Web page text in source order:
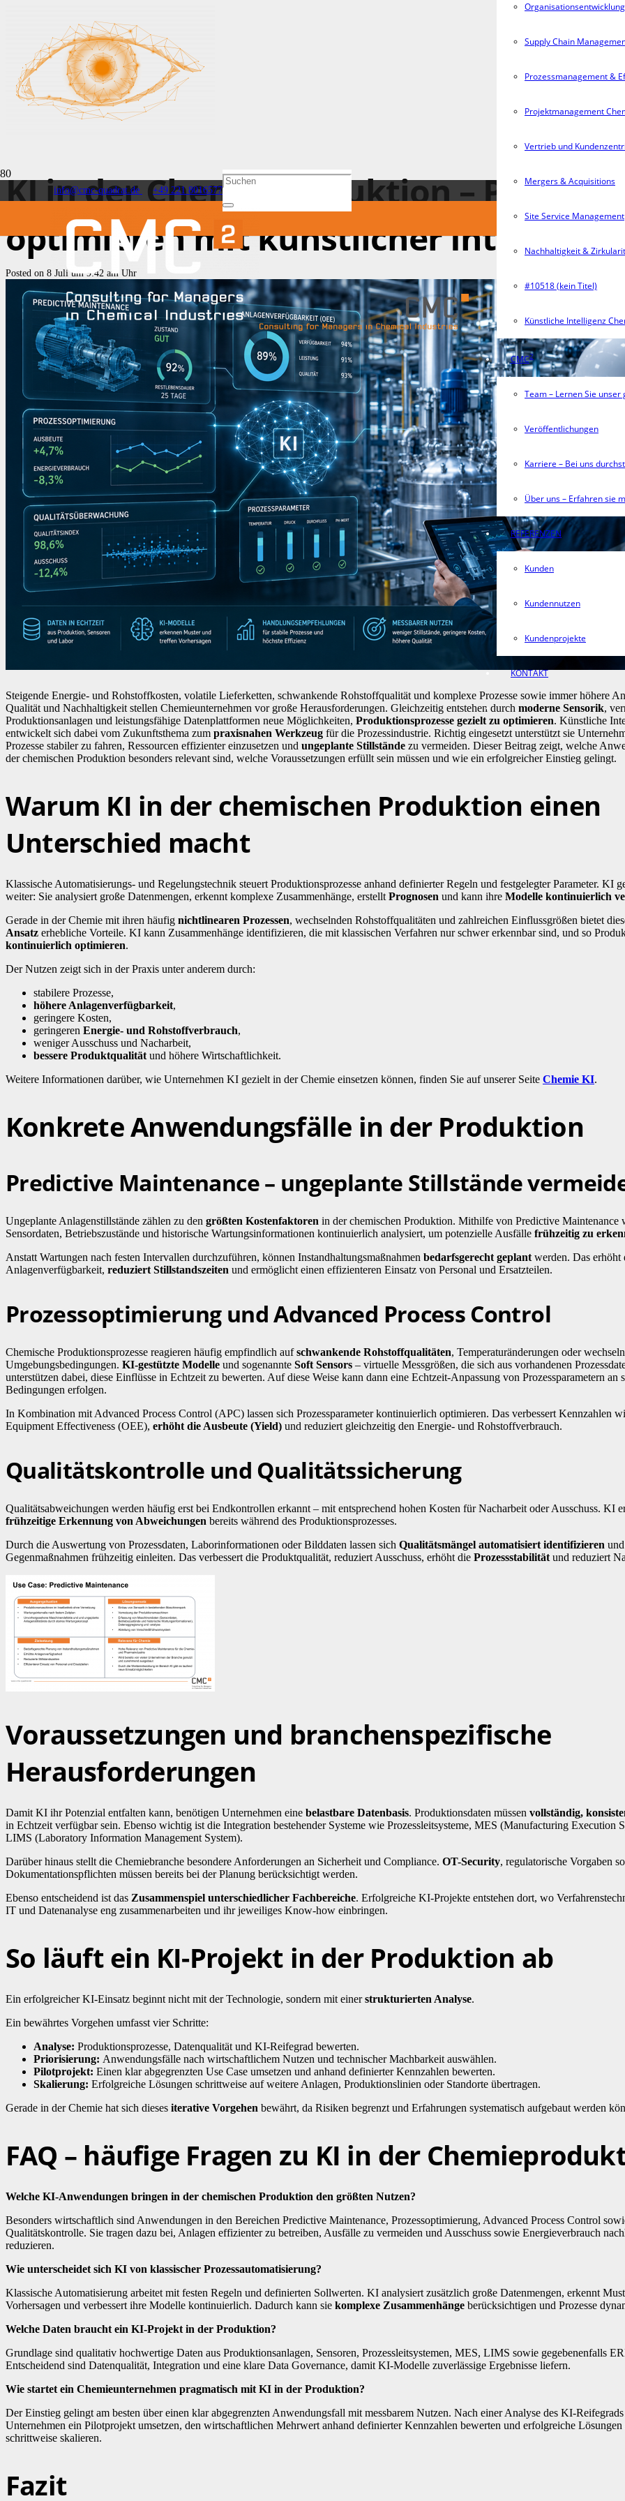
info@cmc-quadrat.de +49 221 8016577
Supply Chain
Prozessmanagement &
Projektmanagement
Vertrieb und
Mergers & Acquisitions
Site Service Management
Nachhaltigkeit &
#10518 (kein Titel)
Künstliche Intelligenz
CMC2
Team – Lernen Sie
Veröffentlichungen
Karriere – Bei uns
Über uns – Erfahren sie
REFERENZEN
Kunden
Kundennutzen
Kundenprojekte
KONTAKT
KI in der Chemieproduktion – Prozesse
optimieren mit künstlicher Intelligenz
Posted on 8 Juli um 9:42 am Uhr
Steigende Energie- und Rohstoffkosten, volatile Lieferketten, schwankende Rohstoffqualität und komplexe Prozesse sowie immer höhere
Qualität und Nachhaltigkeit stellen Chemieunternehmen vor große Herausforderungen. Gleichzeitig entstehen durch moderne Sensorik,
Produktionsanlagen und leistungsfähige Datenplattformen neue Möglichkeiten, Produktionsprozesse gezielt zu optimieren. Künstliche
entwickelt sich dabei vom Zukunftsthema zum praxisnahen Werkzeug für die Prozessindustrie. Richtig eingesetzt unterstützt sie
Prozesse stabiler zu fahren, Ressourcen effizienter einzusetzen und ungeplante Stillstände zu vermeiden. Dieser Beitrag zeigt, welche
der chemischen Produktion besonders relevant sind, welche Voraussetzungen erfüllt sein müssen und wie ein erfolgreicher Einstieg gelingt.
Warum KI in der chemischen Produktion einen
Unterschied macht
Klassische Automatisierungs- und Regelungstechnik steuert Produktionsprozesse anhand definierter Regeln und festgelegter Parameter. KI
weiter: Sie analysiert große Datenmengen, erkennt komplexe Zusammenhänge, erstellt Prognosen und kann ihre Modelle kontinuierlich
Gerade in der Chemie mit ihren häufig nichtlinearen Prozessen, wechselnden Rohstoffqualitäten und zahlreichen Einflussgrößen bietet
Ansatz erhebliche Vorteile. KI kann Zusammenhänge identifizieren, die mit klassischen Verfahren nur schwer erkennbar sind, und so
kontinuierlich optimieren.
Der Nutzen zeigt sich in der Praxis unter anderem durch:
stabilere Prozesse,
höhere Anlagenverfügbarkeit,
geringere Kosten,
geringeren Energie- und Rohstoffverbrauch,
weniger Ausschuss und Nacharbeit,
bessere Produktqualität und höhere Wirtschaftlichkeit.
Weitere Informationen darüber, wie Unternehmen KI gezielt in der Chemie einsetzen können, finden Sie auf unserer Seite Chemie KI.
Konkrete Anwendungsfälle in der Produktion
Predictive Maintenance – ungeplante Stillstände
Ungeplante Anlagenstillstände zählen zu den größten Kostenfaktoren in der chemischen Produktion. Mithilfe von Predictive Maintenance
Sensordaten, Betriebszustände und historische Wartungsinformationen kontinuierlich analysiert, um potenzielle Ausfälle frühzeitig zu
Anstatt Wartungen nach festen Intervallen durchzuführen, können Instandhaltungsmaßnahmen bedarfsgerecht geplant werden. Das erhöht
Anlagenverfügbarkeit, reduziert Stillstandszeiten und ermöglicht einen effizienteren Einsatz von Personal und Ersatzteilen.
Prozessoptimierung und Advanced Process Control
Chemische Produktionsprozesse reagieren häufig empfindlich aufschwankende Rohstoffqualitäten, Temperaturänderungen oder
Umgebungsbedingungen. KI-gestützte Modelle und sogenannte Soft Sensors – virtuelle Messgrößen, die sich aus vorhandenen
unterstützen dabei, diese Einflüsse in Echtzeit zu bewerten. Auf diese Weise kann dann eine Echtzeit-Anpassung von Prozessparametern an
Bedingungen erfolgen.
In Kombination mit Advanced Process Control (APC) lassen sich Prozessparameter kontinuierlich optimieren. Das verbessert Kennzahlen
Equipment Effectiveness (OEE), erhöht die Ausbeute (Yield) und reduziert gleichzeitig den Energie- und Rohstoffverbrauch.
Qualitätskontrolle und Qualitätssicherung
Qualitätsabweichungen werden häufig erst bei Endkontrollen erkannt – mit entsprechend hohen Kosten für Nacharbeit oder Ausschuss. KI
frühzeitige Erkennung von Abweichungen bereits während des Produktionsprozesses.
Durch die Auswertung von Prozessdaten, Laborinformationen oder Bilddaten lassen sich Qualitätsmängel automatisiert identifizieren und
Gegenmaßnahmen frühzeitig einleiten. Das verbessert die Produktqualität, reduziert Ausschuss, erhöht die Prozessstabilität und reduziert
Voraussetzungen und branchenspezifische
Herausforderungen
Damit KI ihr Potenzial entfalten kann, benötigen Unternehmen eine belastbare Datenbasis. Produktionsdaten müssen vollständig,
in Echtzeit verfügbar sein. Ebenso wichtig ist die Integration bestehender Systeme wie Prozessleitsysteme, MES (Manufacturing Execution
LIMS (Laboratory Information Management System).
Darüber hinaus stellt die Chemiebranche besondere Anforderungen an Sicherheit und Compliance. OT-Security, regulatorische Vorgaben
Dokumentationspflichten müssen bereits bei der Planung berücksichtigt werden.
Ebenso entscheidend ist das Zusammenspiel unterschiedlicher Fachbereiche. Erfolgreiche KI-Projekte entstehen dort, wo
IT und Datenanalyse eng zusammenarbeiten und ihr jeweiliges Know-how einbringen.
So läuft ein KI-Projekt in der Produktion ab
Ein erfolgreicher KI-Einsatz beginnt nicht mit der Technologie, sondern mit einerstrukturierten Analyse.
Ein bewährtes Vorgehen umfasst vier Schritte:
Analyse: Produktionsprozesse, Datenqualität und KI-Reifegrad bewerten.
Priorisierung: Anwendungsfälle nach wirtschaftlichem Nutzen und technischer Machbarkeit auswählen.
Pilotprojekt: Einen klar abgegrenzten Use Case umsetzen und anhand definierter Kennzahlen bewerten.
Skalierung: Erfolgreiche Lösungen schrittweise auf weitere Anlagen, Produktionslinien oder Standorte übertragen.
Gerade in der Chemie hat sich dieses iterative Vorgehen bewährt, da Risiken begrenzt und Erfahrungen systematisch aufgebaut werden
FAQ – häufige Fragen zu KI in der
Welche KI-Anwendungen bringen in der chemischen Produktion den größten Nutzen?
Besonders wirtschaftlich sind Anwendungen in den Bereichen Predictive Maintenance, Prozessoptimierung, Advanced Process Control
Qualitätskontrolle. Sie tragen dazu bei, Anlagen effizienter zu betreiben, Ausfälle zu vermeiden und Ausschuss sowie Energieverbrauch
reduzieren.
Wie unterscheidet sich KI von klassischer Prozessautomatisierung?
Klassische Automatisierung arbeitet mit festen Regeln und definierten Sollwerten. KI analysiert zusätzlich große Datenmengen, erkennt
Vorhersagen und verbessert ihre Modelle kontinuierlich. Dadurch kann sie komplexe Zusammenhänge berücksichtigen und Prozesse
Welche Daten braucht ein KI-Projekt in der Produktion?
Grundlage sind qualitativ hochwertige Daten aus Produktionsanlagen, Sensoren, Prozessleitsystemen, MES, LIMS sowie gegebenenfalls
Entscheidend sind Datenqualität, Integration und eine klare Data Governance, damit KI-Modelle zuverlässige Ergebnisse liefern.
Wie startet ein Chemieunternehmen pragmatisch mit KI in der Produktion?
Der Einstieg gelingt am besten über einen klar abgegrenzten Anwendungsfall mit messbarem Nutzen. Nach einer Analyse des KI-
Unternehmen ein Pilotprojekt umsetzen, den wirtschaftlichen Mehrwert anhand definierter Kennzahlen bewerten und erfolgreiche Lösungen
schrittweise skalieren.
Fazit